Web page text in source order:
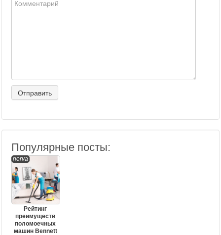
Популярные посты:
nerva
Рейтинг
преимуществ
поломоечных
машин Bennett